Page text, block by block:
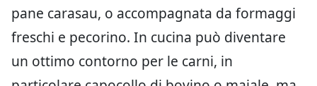
pane carasau, o accompagnata da formaggi
freschi e pecorino. In cucina può diventare
un ottimo contorno per le carni, in